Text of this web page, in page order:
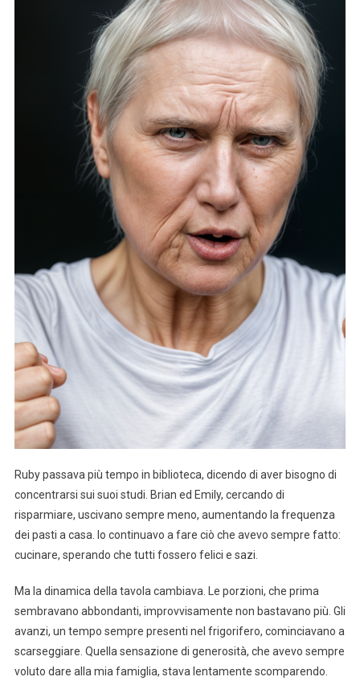
Ruby passava più tempo in biblioteca, dicendo di aver bisogno di
concentrarsi sui suoi studi. Brian ed Emily, cercando di
risparmiare, uscivano sempre meno, aumentando la frequenza
dei pasti a casa. Io continuavo a fare ciò che avevo sempre fatto:
cucinare, sperando che tutti fossero felici e sazi.
Ma la dinamica della tavola cambiava. Le porzioni, che prima
sembravano abbondanti, improvvisamente non bastavano più. Gli
avanzi, un tempo sempre presenti nel frigorifero, cominciavano a
scarseggiare. Quella sensazione di generosità, che avevo sempre
voluto dare alla mia famiglia, stava lentamente scomparendo.